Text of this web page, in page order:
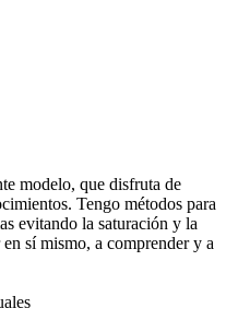
modelo, que disfruta de
Tengo métodos para
evitando la saturación y la
sí mismo, a comprender y a